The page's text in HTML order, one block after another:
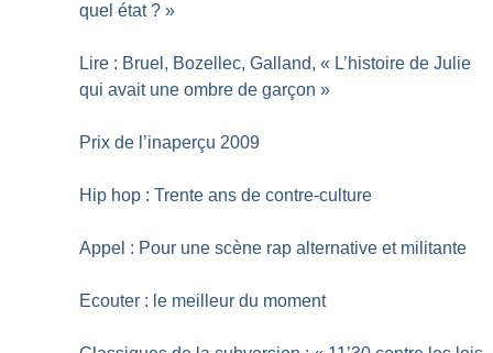
quel état ? »
Lire : Bruel, Bozellec, Galland, « L’histoire de Julie
qui avait une ombre de garçon »
Prix de l’inaperçu 2009
Hip hop : Trente ans de contre-culture
Appel : Pour une scène rap alternative et militante
Ecouter : le meilleur du moment